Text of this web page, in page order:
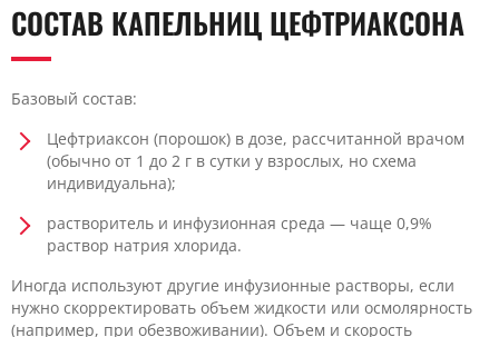
СОСТАВ КАПЕЛЬНИЦ ЦЕФТРИАКСОНА
Базовый состав:
Цефтриаксон (порошок) в дозе, рассчитанной врачом
(обычно от 1 до 2 г в сутки у взрослых, но схема
индивидуальна);
растворитель и инфузионная среда — чаще 0,9%
раствор натрия хлорида.
Иногда используют другие инфузионные растворы, если
нужно скорректировать объем жидкости или осмолярность
(например, при обезвоживании). Объем и скорость